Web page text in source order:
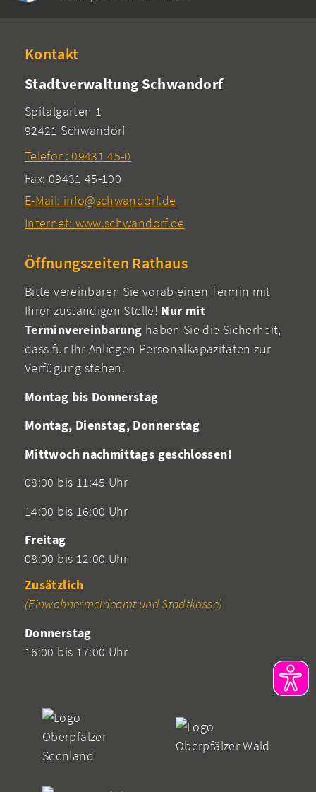
Kontakt
Stadtverwaltung Schwandorf
Spitalgarten 1
92421 Schwandorf
Telefon: 09431 45-0
Fax: 09431 45-100
E-Mail: info@schwandorf.de
Internet: www.schwandorf.de
Öffnungszeiten Rathaus
Bitte vereinbaren Sie vorab einen Termin mit
Ihrer zuständigen Stelle! Nur mit
Terminvereinbarung haben Sie die Sicherheit,
dass für Ihr Anliegen Personalkapazitäten zur
Verfügung stehen.
Montag bis Donnerstag
Montag, Dienstag, Donnerstag
Mittwoch nachmittags geschlossen!
08:00 bis 11:45 Uhr
14:00 bis 16:00 Uhr
Freitag
08:00 bis 12:00 Uhr
Zusätzlich
(Einwohnermeldeamt und Stadtkasse)
Donnerstag
16:00 bis 17:00 Uhr